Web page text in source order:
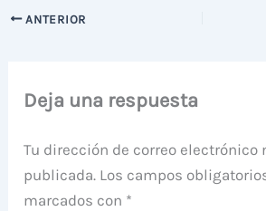
ANTERIOR
Deja una respuesta
Tu dirección de correo electrónico
publicada. Los campos
marcados con *